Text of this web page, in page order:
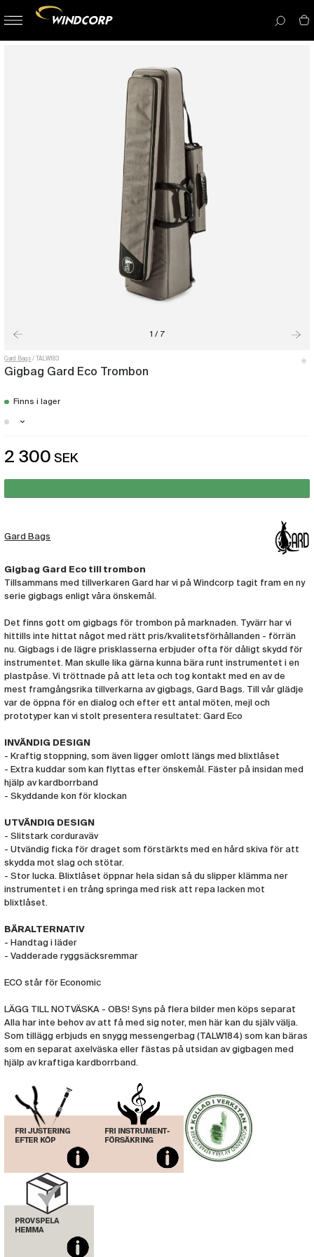
1 / 7
Gard Bags TALW183
Gigbag Gard Eco Trombon
Finns i lager
Göteborg - Just nu slut i lager
2 300 SEK
Gard Bags
Gigbag Gard Eco till trombon
Tillsammans med tillverkaren Gard har vi på Windcorp tagit fram en ny
serie gigbags enligt våra önskemål.
Det finns gott om gigbags för trombon på marknaden. Tyvärr har vi
hittills inte hittat något med rätt pris/kvalitetsförhållanden - förrän
nu. Gigbags i de lägre prisklasserna erbjuder ofta för dåligt skydd för
instrumentet. Man skulle lika gärna kunna bära runt instrumentet i en
plastpåse. Vi tröttnade på att leta och tog kontakt med en av de
mest framgångsrika tillverkarna av gigbags, Gard Bags. Till vår glädje
var de öppna för en dialog och efter ett antal möten, mejl och
prototyper kan vi stolt presentera resultatet: Gard Eco
INVÄNDIG DESIGN
- Kraftig stoppning, som även ligger omlott längs med blixtlåset
- Extra kuddar som kan flyttas efter önskemål. Fäster på insidan med
hjälp av kardborrband
- Skyddande kon för klockan
UTVÄNDIG DESIGN
- Slitstark corduraväv
- Utvändig ficka för draget som förstärkts med en hård skiva för att
skydda mot slag och stötar.
- Stor lucka. Blixtlåset öppnar hela sidan så du slipper klämma ner
instrumentet i en trång springa med risk att repa lacken mot
blixtlåset.
BÄRALTERNATIV
- Handtag i läder
- Vadderade ryggsäcksremmar
ECO står för Economic
LÄGG TILL NOTVÄSKA - OBS! Syns på flera bilder men köps separat
Alla har inte behov av att få med sig noter, men här kan du själv välja.
Som tillägg erbjuds en snygg messengerbag (TALW184) som kan bäras
som en separat axelväska eller fästas på utsidan av gigbagen med
hjälp av kraftiga kardborrband.